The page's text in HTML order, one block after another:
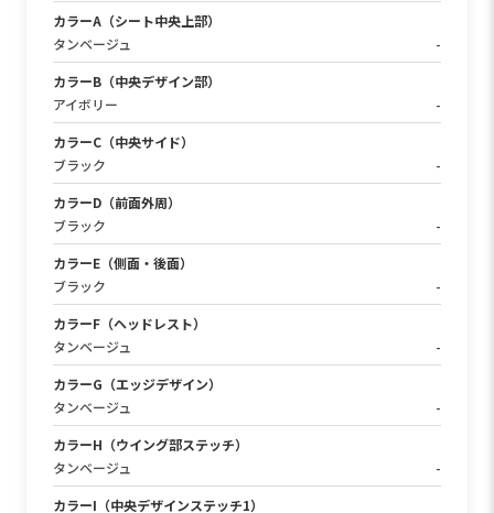
カラーA（シート中央上部）
タンベージュ
-
カラーB（中央デザイン部）
アイボリー
-
カラーC（中央サイド）
ブラック
-
カラーD（前面外周）
ブラック
-
カラーE（側面・後面）
ブラック
-
カラーF（ヘッドレスト）
タンベージュ
-
カラーG（エッジデザイン）
タンベージュ
-
カラーH（ウイング部ステッチ）
タンベージュ
-
カラーI（中央デザインステッチ1）